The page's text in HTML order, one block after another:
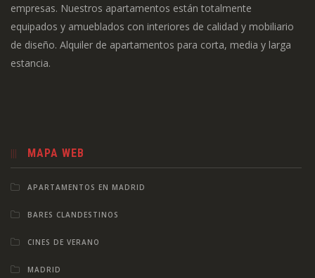
empresas. Nuestros apartamentos están totalmente
equipados y amueblados con interiores de calidad y mobiliario
de diseño. Alquiler de apartamentos para corta, media y larga
estancia.
MAPA WEB
APARTAMENTOS EN MADRID
BARES CLANDESTINOS
CINES DE VERANO
MADRID